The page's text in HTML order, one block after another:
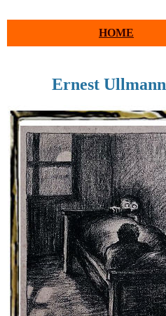
HOME
Ernest Ullmann